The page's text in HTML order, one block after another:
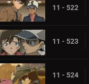
11 - 522
11 - 523
11 - 524